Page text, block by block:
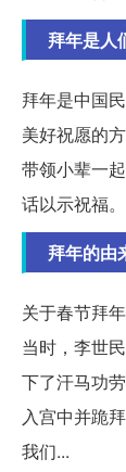
拜年是人
拜年是中国
美好祝愿的
带领小辈一
话以示祝福。
拜年的由
关于春节拜
当时，李世
下了汗马功
入宫中并跪
我们...